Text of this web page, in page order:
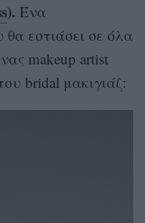
). Ένα
εστιάσει σε όλα
makeup artist
bridal μακιγιάζ: